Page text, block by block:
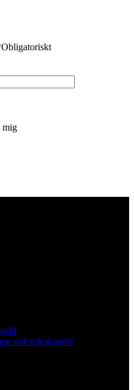
Obligatoriskt
mig
och teleskoprör